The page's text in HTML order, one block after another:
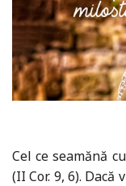
Cel ce seamănă
(II Cor. 9, 6).